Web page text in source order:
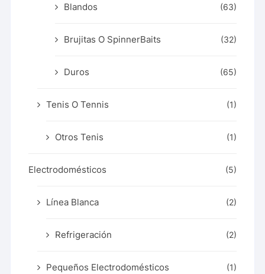
Blandos (63)
Brujitas O SpinnerBaits (32)
Duros (65)
Tenis O Tennis (1)
Otros Tenis (1)
Electrodomésticos (5)
Línea Blanca (2)
Refrigeración (2)
Pequeños Electrodomésticos (1)